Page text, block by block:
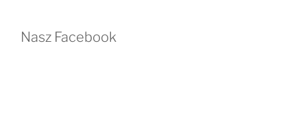
Nasz Facebook